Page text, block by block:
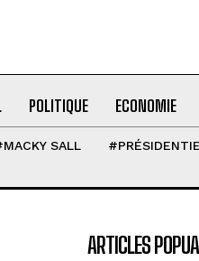
POLITIQUE ECONOMIE
SALL
ARTICLES